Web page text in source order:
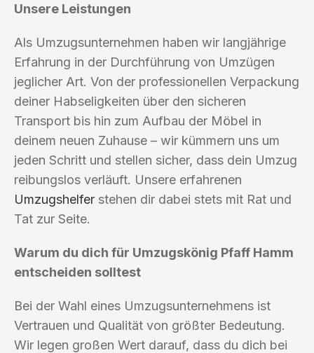
Unsere Leistungen
Als Umzugsunternehmen haben wir langjährige
Erfahrung in der Durchführung von Umzügen
jeglicher Art. Von der professionellen Verpackung
deiner Habseligkeiten über den sicheren
Transport bis hin zum Aufbau der Möbel in
deinem neuen Zuhause – wir kümmern uns um
jeden Schritt und stellen sicher, dass dein Umzug
reibungslos verläuft. Unsere erfahrenen
Umzugshelfer stehen dir dabei stets mit Rat und
Tat zur Seite.
Warum du dich für Umzugskönig Pfaff Hamm
entscheiden solltest
Bei der Wahl eines Umzugsunternehmens ist
Vertrauen und Qualität von größter Bedeutung.
Wir legen großen Wert darauf, dass du dich bei